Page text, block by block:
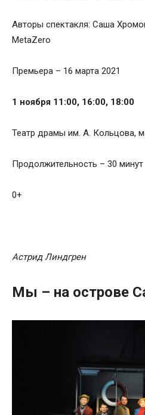
Авторы спектакля: Саша
MetaZero
Премьера – 16 марта 2021
1 ноября 11:00, 16:00, 18:00
Театр драмы им. А. Кольцова,
Продолжительность – 30 минут
0+
Астрид Линдгрен
Мы – на острове